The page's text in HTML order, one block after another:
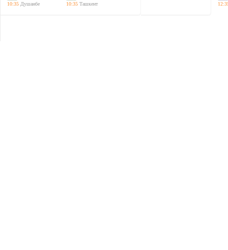
10:35 Душанбе
10:35 Ташкент